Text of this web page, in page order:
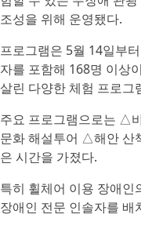
조성을 위해 운영됐다.
프로그램은 5월 14일부
자를 포함해 168명 이상
살린 다양한 체험 프로그
주요 프로그램으로는 △
문화 해설투어 △해안 산
은 시간을 가졌다.
특히 휠체어 이용 장애
장애인 전문 인솔자를